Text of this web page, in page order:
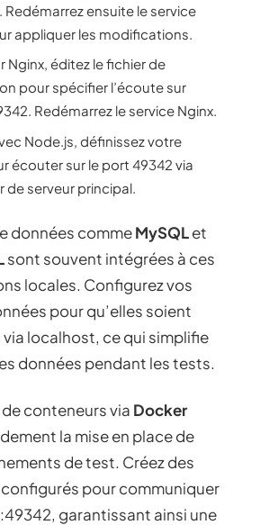
Redémarrez ensuite le service
appliquer les modifications.
Nginx, éditez le fichier de
pour spécifier l’écoute sur
Redémarrez le service Nginx.
Node.js, définissez votre
écouter sur le port 49342 via
de serveur principal.
données commeMySQLet
sont souvent intégrées à ces
locales. Configurez vos
pour qu’elles soient
localhost, ce qui simplifie
données pendant les tests.
conteneurs via Docker
la mise en place de
de test. Créez des
pour communiquer
garantissant ainsi une